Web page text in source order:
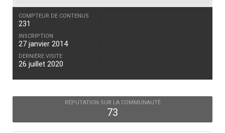
COMPTEUR DE CONTENUS
231
INSCRIPTION
27 janvier 2014
DERNIÈRE VISITE
26 juillet 2020
RÉPUTATION SUR LA COMMUNAUTÉ
73